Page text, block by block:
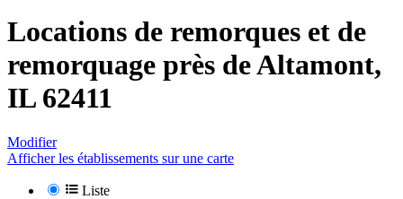
Locations de remorques et de
remorquage près deAltamont,
IL 62411
Modifier
Afficher les établissements sur une carte
Liste